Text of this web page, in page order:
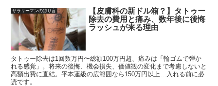
サラリーマンの独り言
【皮膚科の新ドル箱？】タトゥー
除去の費用と痛み、数年後に後悔
ラッシュが来る理由
タトゥー除去は1回数万円〜総額100万円超、痛みは「輪ゴムで弾か
れる感覚」。将来の後悔、機会損失、価値観の変化まで考慮しないと
高額出費に直結。平本蓮級の広範囲なら150万円以上…入れる前に必
読です。